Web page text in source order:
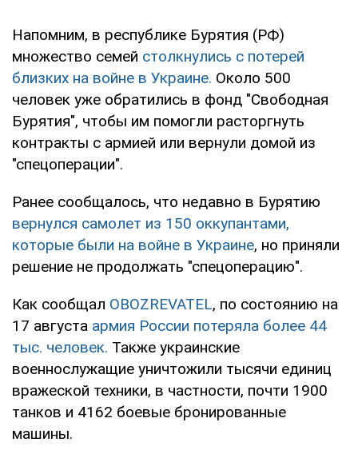
Напомним, в республике Бурятия (РФ)
множество семей столкнулись с потерей
близких на войне в Украине. Около 500
человек уже обратились в фонд "Свободная
Бурятия", чтобы им помогли расторгнуть
контракты с армией или вернули домой из
"спецоперации".
Ранее сообщалось, что недавно в Бурятию
вернулся самолет из 150 оккупантами,
которые были на войне в Украине, но приняли
решение не продолжать "спецоперацию".
Как сообщал OBOZREVATEL, по состоянию на
17 августа армия России потеряла более 44
тыс. человек. Также украинские
военнослужащие уничтожили тысячи единиц
вражеской техники, в частности, почти 1900
танков и 4162 боевые бронированные
машины.